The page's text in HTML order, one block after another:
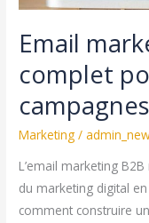
2026
Email
complet
Marketing /
L’email marketing
du marketing digital
comment construire